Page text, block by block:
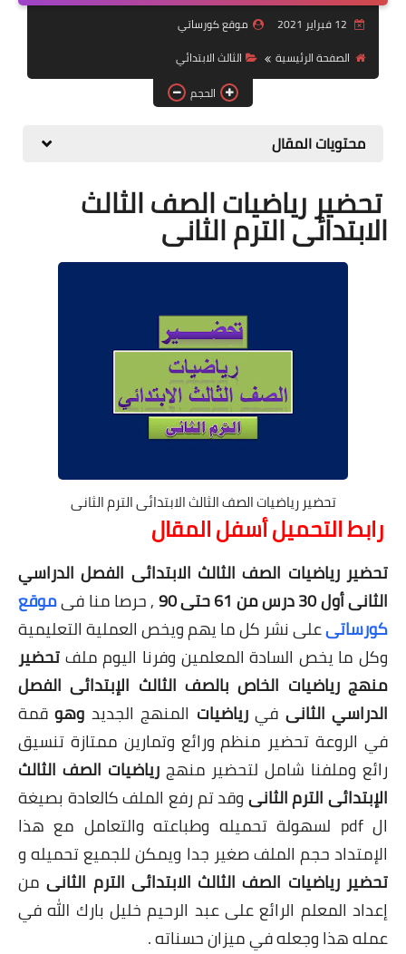
موضوعات
تربويات
تكنولوجيا
صحة
موقع كورساتي
الصفحة الرئيسية
الثالث الابتدائي
الحجم
محتويات المقال
تحضير رياضيات الصف الثالث
الابتدائى الترم الثانى
تحضير رياضيات الصف الثالث الابتدائى الترم الثانى
رابط التحميل أسفل المقال
تحضير رياضيات الصف الثالث الابتدائى الفصل الدراسي
الثانىأول 30 درس من 61 حتى 90 ,حرصا منا فىموقع
كورساتىعلى نشر كل ما يهم ويخص العملية التعليمية
وكل ما يخص السادة المعلمين وفرنا اليوم ملفتحضير
منهجرياضيات الخاص بالصف الثالث الإبتدائى الفصل
الدراسي الثانى فيرياضيات المنهج الجديد وهو قمة
في الروعة تحضير منظم ورائع وتمارين ممتازة تنسيق
رائع وملفنا شامل لتحضير منهجرياضيات الصف الثالث
الإبتدائى الترم الثانىوقد تم رفع الملف كالعادة بصيغة
ال pdf لسهولة تحميله وطباعته والتعامل مع هذا
الإمتداد حجم الملف صغير جدا ويمكن للجميع تحميله و
تحضير رياضيات الصف الثالث الابتدائى الترم الثانى من
إعداد المعلم الرائع على عبد الرحيم خليل بارك الله في
عمله هذا وجعله في ميزان حسناته .